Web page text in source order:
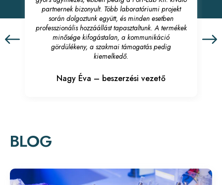
partnernek bizonyult. Több laboratóriumi projekt
során dolgoztunk együtt, és minden esetben
professzionális hozzáállást tapasztaltunk. A termékek
minősége kifogástalan, a kommunikáció
gördülékeny, a szakmai támogatás pedig
kiemelkedő.
Nagy Éva – beszerzési vezető
BLOG